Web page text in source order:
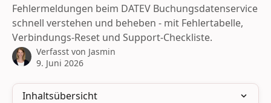
Fehlermeldungen beim DATEV Buchungsdatenservice
schnell verstehen und beheben - mit Fehlertabelle,
Verbindungs-Reset und Support-Checkliste.
Verfasst von Jasmin
9. Juni 2026
Inhaltsübersicht